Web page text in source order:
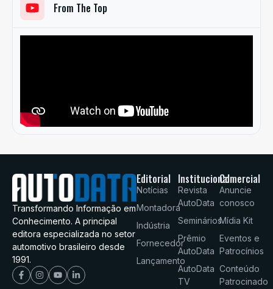
From The Top
Transformando Informação em
Conhecimento. A principal
editora especializada no setor
automotivo brasileiro desde
1991.
Editorial
Notícias
Montadora
Indústria
Fornecedor
Lançamento
Institucional
Revista
AutoData
Seminários
Prêmio
AutoData
AutoData
TV
Comercial
Anuncie
conosco
Mídia Kit
Eventos e
Patrocínios
Conteúdo
Patrocinado